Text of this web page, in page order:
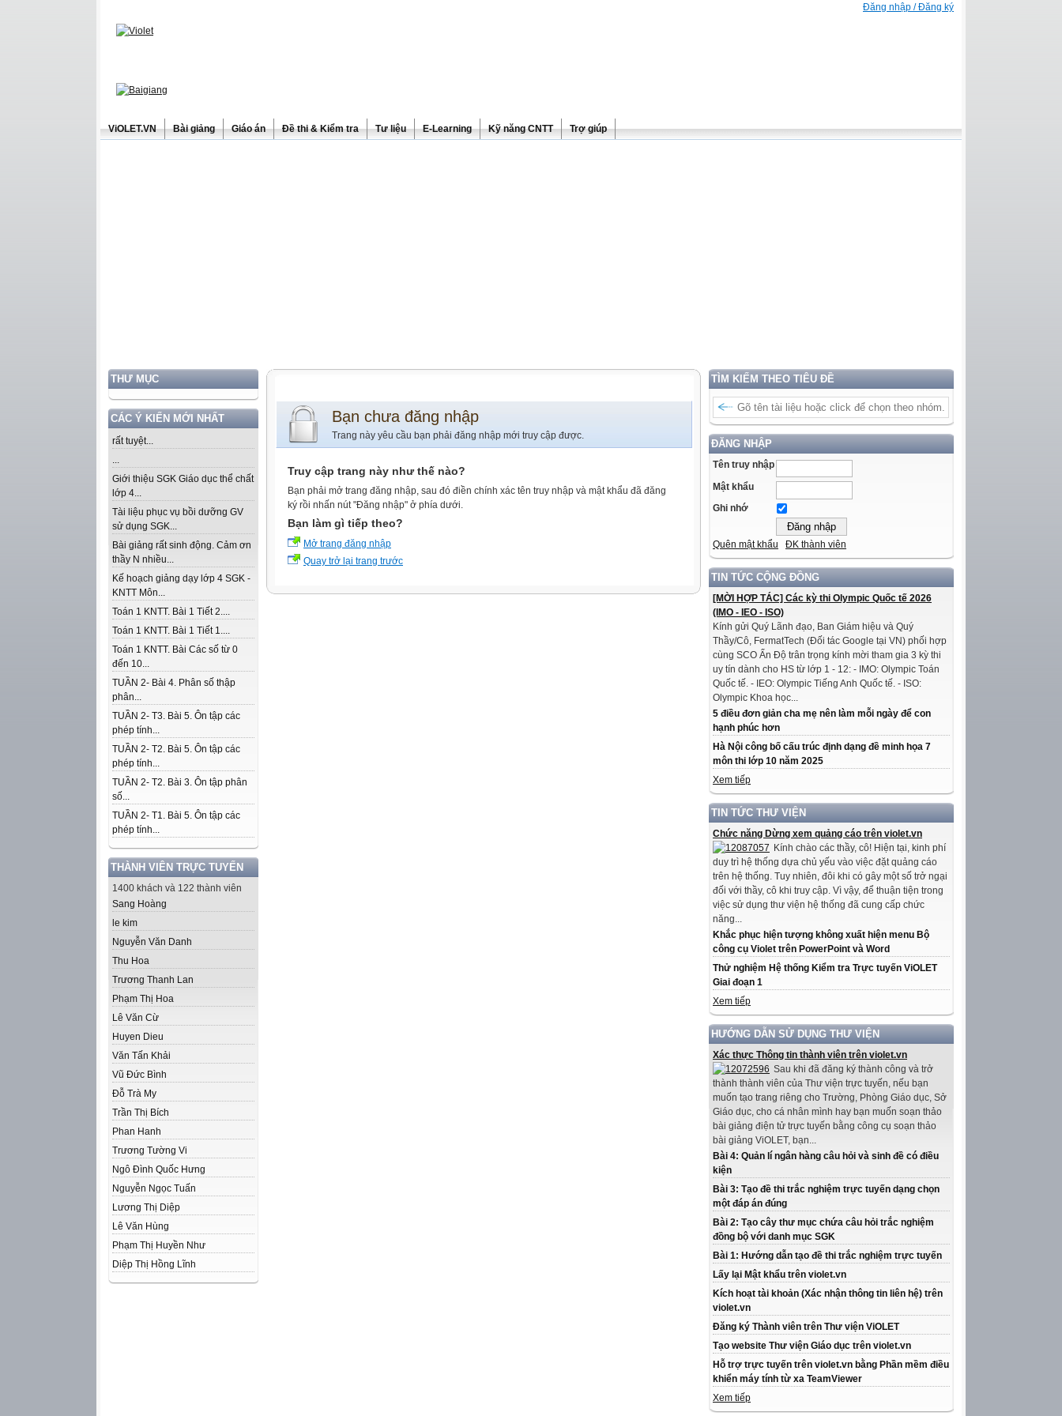
Đăng nhập / Đăng ký
ViOLET.VN Bài giảng Giáo án Đề thi & Kiểm tra Tư liệu E-Learning Kỹ năng CNTT Trợ giúp
THƯ MỤC
CÁC Ý KIẾN MỚI NHẤT
rất tuyệt...
...
Giới thiệu SGK Giáo dục thể chất
lớp 4...
Tài liệu phục vụ bồi dưỡng GV
sử dụng SGK...
Bài giảng rất sinh động. Cảm ơn
thầy N nhiều...
Kế hoạch giảng dạy lớp 4 SGK -
KNTT Môn...
Toán 1 KNTT. Bài 1 Tiết 2....
Toán 1 KNTT. Bài 1 Tiết 1....
Toán 1 KNTT. Bài Các số từ 0
đến 10...
TUẦN 2- Bài 4. Phân số thập
phân...
TUẦN 2- T3. Bài 5. Ôn tập các
phép tính...
TUẦN 2- T2. Bài 5. Ôn tập các
phép tính...
TUẦN 2- T2. Bài 3. Ôn tập phân
số...
TUẦN 2- T1. Bài 5. Ôn tập các
phép tính...
THÀNH VIÊN TRỰC TUYẾN
1400 khách và 122 thành viên
Sang Hoàng
le kim
Nguyễn Văn Danh
Thu Hoa
Trương Thanh Lan
Phạm Thị Hoa
Lê Văn Cừ
Huyen Dieu
Văn Tấn Khải
Vũ Đức Bình
Đỗ Trà My
Trần Thị Bích
Phan Hanh
Trương Tường Vi
Ngô Đình Quốc Hưng
Nguyễn Ngọc Tuấn
Lương Thị Diệp
Lê Văn Hùng
Phạm Thị Huyền Như
Diệp Thị Hồng Lĩnh
TÌM KIẾM THEO TIÊU ĐỀ
ĐĂNG NHẬP
Tên truy nhập
Mật khẩu
Ghi nhớ
Quên mật khẩu ĐK thành viên
TIN TỨC CỘNG ĐỒNG
[MỜI HỢP TÁC] Các kỳ thi Olympic Quốc tế 2026
(IMO - IEO - ISO)
Kính gửi Quý Lãnh đạo, Ban Giám hiệu và Quý
Thầy/Cô, FermatTech (Đối tác Google tại VN) phối hợp
cùng SCO Ấn Độ trân trọng kính mời tham gia 3 kỳ thi
uy tín dành cho HS từ lớp 1 - 12: - IMO: Olympic Toán
Quốc tế. - IEO: Olympic Tiếng Anh Quốc tế. - ISO:
Olympic Khoa học...
5 điều đơn giản cha mẹ nên làm mỗi ngày để con
hạnh phúc hơn
Hà Nội công bố cấu trúc định dạng đề minh họa 7
môn thi lớp 10 năm 2025
Xem tiếp
TIN TỨC THƯ VIỆN
Chức năng Dừng xem quảng cáo trên violet.vn
Kính chào các thầy, cô! Hiện tại, kinh phí
duy trì hệ thống dựa chủ yếu vào việc đặt quảng cáo
trên hệ thống. Tuy nhiên, đôi khi có gây một số trở ngại
đối với thầy, cô khi truy cập. Vì vậy, để thuận tiện trong
việc sử dụng thư viện hệ thống đã cung cấp chức
năng...
Khắc phục hiện tượng không xuất hiện menu Bộ
công cụ Violet trên PowerPoint và Word
Thử nghiệm Hệ thống Kiểm tra Trực tuyến ViOLET
Giai đoạn 1
Xem tiếp
HƯỚNG DẪN SỬ DỤNG THƯ VIỆN
Xác thực Thông tin thành viên trên violet.vn
Sau khi đã đăng ký thành công và trở
thành thành viên của Thư viện trực tuyến, nếu bạn
muốn tạo trang riêng cho Trường, Phòng Giáo dục, Sở
Giáo dục, cho cá nhân mình hay bạn muốn soạn thảo
bài giảng điện tử trực tuyến bằng công cụ soạn thảo
bài giảng ViOLET, bạn...
Bài 4: Quản lí ngân hàng câu hỏi và sinh đề có điều
kiện
Bài 3: Tạo đề thi trắc nghiệm trực tuyến dạng chọn
một đáp án đúng
Bài 2: Tạo cây thư mục chứa câu hỏi trắc nghiệm
đồng bộ với danh mục SGK
Bài 1: Hướng dẫn tạo đề thi trắc nghiệm trực tuyến
Lấy lại Mật khẩu trên violet.vn
Kích hoạt tài khoản (Xác nhận thông tin liên hệ) trên
violet.vn
Đăng ký Thành viên trên Thư viện ViOLET
Tạo website Thư viện Giáo dục trên violet.vn
Hỗ trợ trực tuyến trên violet.vn bằng Phần mềm điều
khiển máy tính từ xa TeamViewer
Xem tiếp
Bạn chưa đăng nhập
Trang này yêu cầu bạn phải đăng nhập mới truy cập được.
Truy cập trang này như thế nào?
Bạn phải mở trang đăng nhập, sau đó điền chính xác tên truy nhập và mật khẩu đã đăng
ký rồi nhấn nút "Đăng nhập" ở phía dưới.
Bạn làm gì tiếp theo?
Mở trang đăng nhập
Quay trở lại trang trước